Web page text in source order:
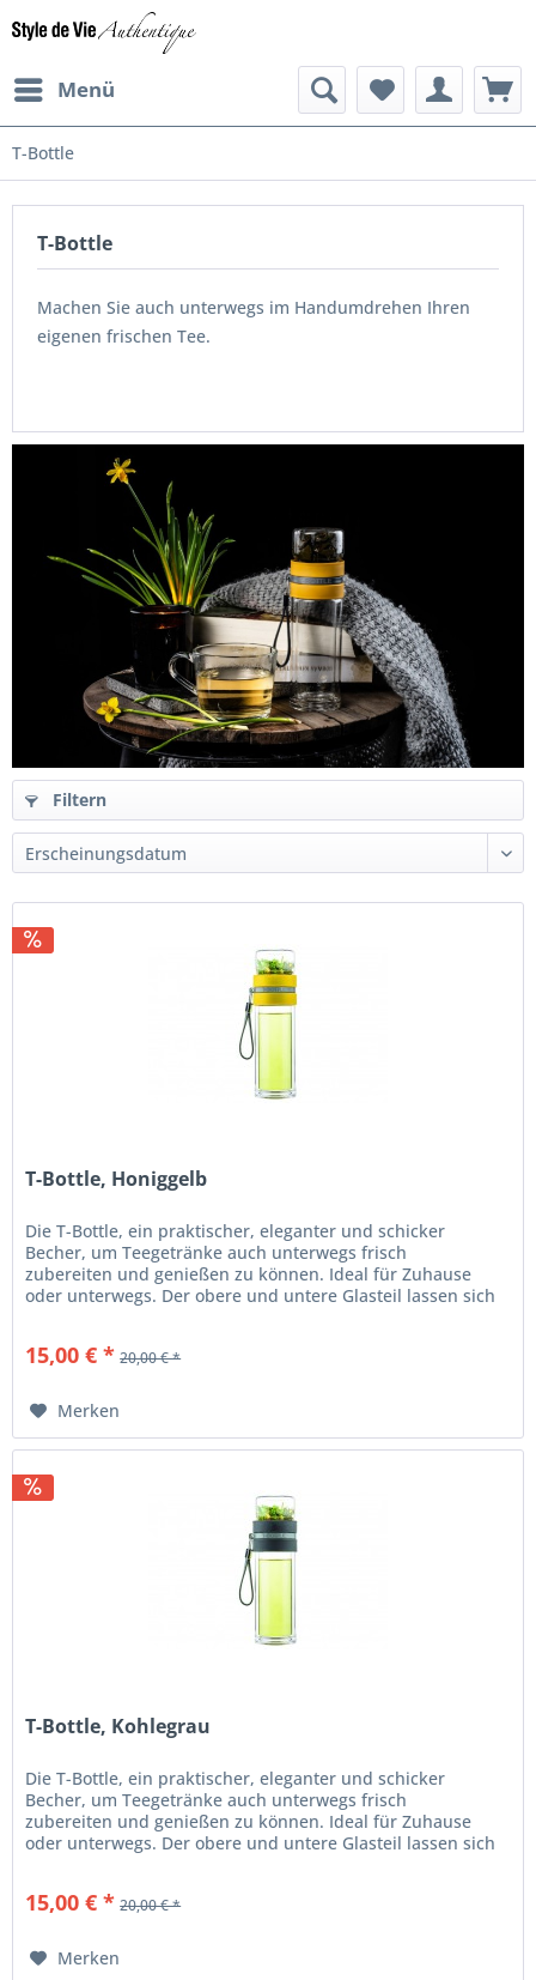
Menü
T-Bottle
T-Bottle
Machen Sie auch unterwegs im Handumdrehen Ihren
eigenen frischen Tee.
Filtern
T-Bottle, Honiggelb
Die T-Bottle, ein praktischer, eleganter und schicker
Becher, um Teegetränke auch unterwegs frisch
zubereiten und genießen zu können. Ideal für Zuhause
oder unterwegs. Der obere und untere Glasteil lassen sich
15,00 € * 20,00 € *
Merken
T-Bottle, Kohlegrau
Die T-Bottle, ein praktischer, eleganter und schicker
Becher, um Teegetränke auch unterwegs frisch
zubereiten und genießen zu können. Ideal für Zuhause
oder unterwegs. Der obere und untere Glasteil lassen sich
15,00 € * 20,00 € *
Merken